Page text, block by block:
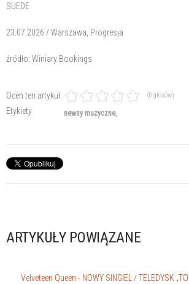
SUEDE
23.07.2026 / Warszawa, Progresja
źródło: Winiary Bookings
Oceń ten artykuł (0 głosów)
Etykiety newsy muzyczne
ARTYKUŁY POWIĄZANE
Velveteen Queen - NOWY SINGIEL / TELEDYSK